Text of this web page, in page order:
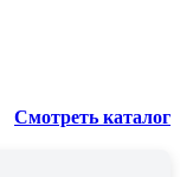
Смотреть каталог